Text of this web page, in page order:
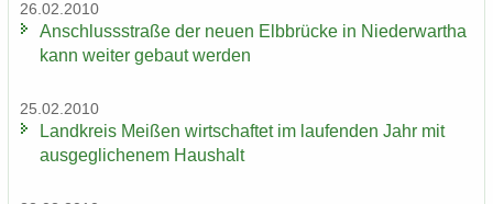
26.02.2010
An­schluss­stra­ße der neuen Elb­brü­cke in Nie­der­wartha
kann wei­ter ge­baut wer­den
25.02.2010
Land­kreis Mei­ßen wirt­schaf­tet im lau­fen­den Jahr mit
aus­ge­gli­che­nem Haus­halt